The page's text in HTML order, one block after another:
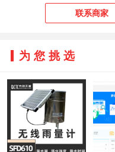
联系商家
为您挑选